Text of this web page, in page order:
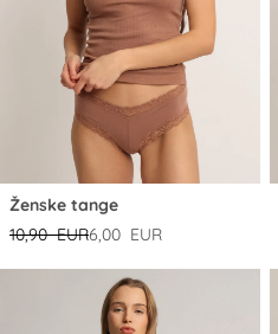
Ženske tange
6,00 EUR
10,90 EUR